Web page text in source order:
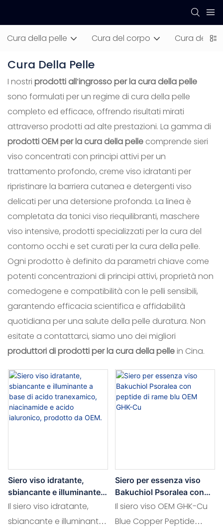
Cura della pelle Cura del corpo Cura dei
Cura Della Pelle
I nostri prodotti all'ingrosso per la cura della pelle
sono formulati per un regime di cura della pelle
completo ed efficace, offrendo risultati mirati
attraverso prodotti ad alte prestazioni. La gamma di
prodotti OEM per la cura della pelle comprende sieri
viso concentrati con principi attivi per un
trattamento profondo, creme viso idratanti per
ripristinare la barriera cutanea e detergenti viso
delicati per una detersione profonda. La linea è
completata da tonici viso riequilibranti, maschere
viso intensive, prodotti specializzati per la cura del
contorno occhi e set curati per la cura della pelle.
Ogni prodotto è definito da parametri chiave come
potenti concentrazioni di principi attivi, proprietà non
comedogene e compatibilità con le pelli sensibili,
garantendo efficacia scientifica e affidabilità
quotidiana per una salute della pelle duratura. Non
esitate a contattarci, siamo uno dei migliori
produttori di prodotti per la cura della pellein Cina.
Siero viso idratante,
sbiancante e illuminante a
base di acido
tranexamico, niacinamide
Il siero viso idratante,
sbiancante e illuminante
Siero per essenza viso
Bakuchiol Psoralea con
peptide di rame blu OEM
GHK-Cu
Il siero viso OEM GHK-Cu
Blue Copper Peptide